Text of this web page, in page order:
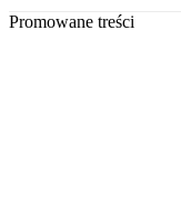
Promowane treści